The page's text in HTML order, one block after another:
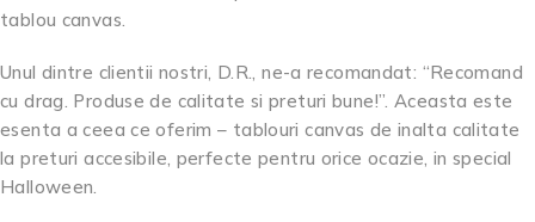
tablou canvas.
Unul dintre clientii nostri, D.R., ne-a recomandat: “Recomand
cu drag. Produse de calitate si preturi bune!”. Aceasta este
esenta a ceea ce oferim – tablouri canvas de inalta calitate
la preturi accesibile, perfecte pentru orice ocazie, in special
Halloween.